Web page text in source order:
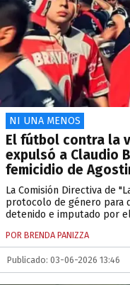
NI UNA MENOS
El fútbol contra la
expulsó a Claudio
femicidio de
La Comisión Directiva de
protocolo de género para
detenido e imputado por
POR BRENDA PANIZZA
Publicado: 03-06-2026 13:46